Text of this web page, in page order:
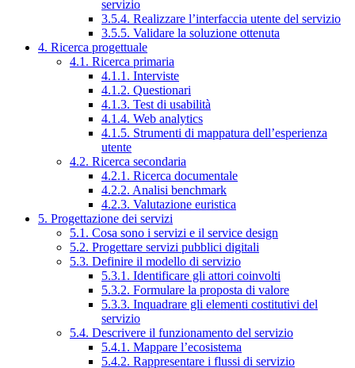
servizio
3.5.4. Realizzare l’interfaccia utente del servizio
3.5.5. Validare la soluzione ottenuta
4. Ricerca progettuale
4.1. Ricerca primaria
4.1.1. Interviste
4.1.2. Questionari
4.1.3. Test di usabilità
4.1.4. Web analytics
4.1.5. Strumenti di mappatura dell’esperienza
utente
4.2. Ricerca secondaria
4.2.1. Ricerca documentale
4.2.2. Analisi benchmark
4.2.3. Valutazione euristica
5. Progettazione dei servizi
5.1. Cosa sono i servizi e il service design
5.2. Progettare servizi pubblici digitali
5.3. Definire il modello di servizio
5.3.1. Identificare gli attori coinvolti
5.3.2. Formulare la proposta di valore
5.3.3. Inquadrare gli elementi costitutivi del
servizio
5.4. Descrivere il funzionamento del servizio
5.4.1. Mappare l’ecosistema
5.4.2. Rappresentare i flussi di servizio